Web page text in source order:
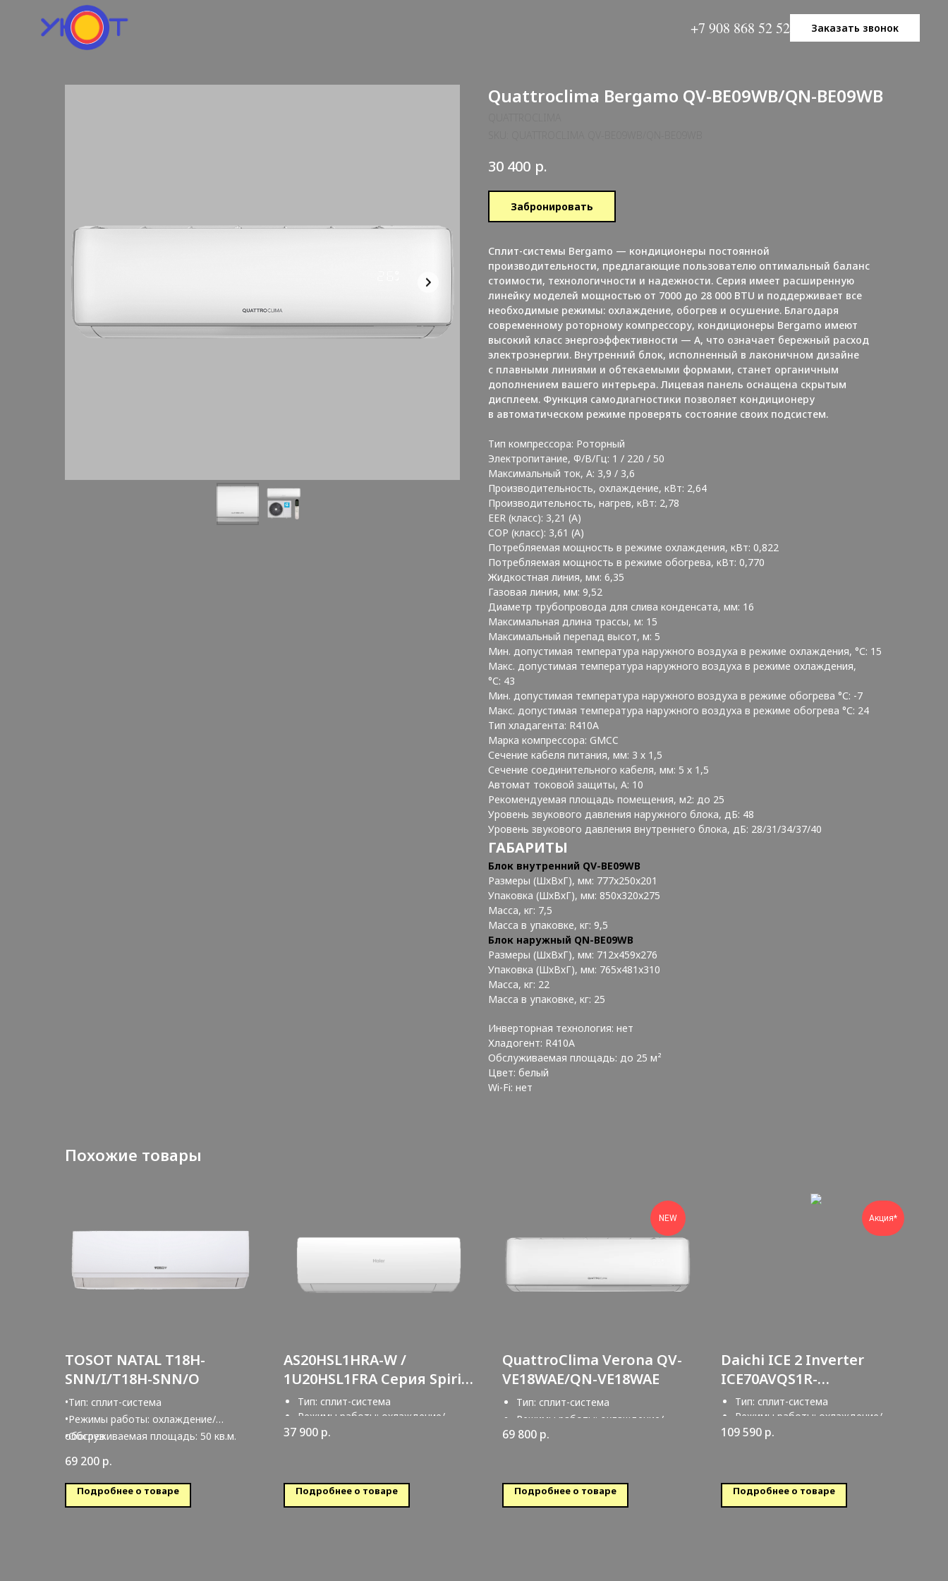
+7 908 868 52 52 Заказать звонок
Quattroclima Bergamo QV-BE09WB/QN-BE09WB
30 400 р.
Забронировать
Сплит-системы Bergamo — кондиционеры постоянной
производительности, предлагающие пользователю оптимальный баланс
стоимости, технологичности и надежности. Серия имеет расширенную
линейку моделей мощностью от 7000 до 28 000 BTU и поддерживает все
необходимые режимы: охлаждение, обогрев и осушение. Благодаря
современному роторному компрессору, кондиционеры Bergamo имеют
высокий класс энергоэффективности — A, что означает бережный расход
электроэнергии. Внутренний блок, исполненный в лаконичном дизайне
с плавными линиями и обтекаемыми формами, станет органичным
дополнением вашего интерьера. Лицевая панель оснащена скрытым
дисплеем. Функция самодиагностики позволяет кондиционеру
в автоматическом режиме проверять состояние своих подсистем.
Тип компрессора: Роторный
Электропитание, Ф/В/Гц: 1 / 220 / 50
Максимальный ток, А: 3,9 / 3,6
Производительность, охлаждение, кВт: 2,64
Производительность, нагрев, кВт: 2,78
EER (класс): 3,21 (A)
COP (класс): 3,61 (A)
Потребляемая мощность в режиме охлаждения, кВт: 0,822
Потребляемая мощность в режиме обогрева, кВт: 0,770
Жидкостная линия, мм: 6,35
Газовая линия, мм: 9,52
Диаметр трубопровода для слива конденсата, мм: 16
Максимальная длина трассы, м: 15
Максимальный перепад высот, м: 5
Мин. допустимая температура наружного воздуха в режиме охлаждения, °С: 15
Макс. допустимая температура наружного воздуха в режиме охлаждения,
°С: 43
Мин. допустимая температура наружного воздуха в режиме обогрева °С: -7
Макс. допустимая температура наружного воздуха в режиме обогрева °С: 24
Тип хладагента: R410A
Марка компрессора: GMCC
Сечение кабеля питания, мм: 3 х 1,5
Сечение соединительного кабеля, мм: 5 х 1,5
Автомат токовой защиты, A: 10
Рекомендуемая площадь помещения, м2: до 25
Уровень звукового давления наружного блока, дБ: 48
Уровень звукового давления внутреннего блока, дБ: 28/31/34/37/40
ГАБАРИТЫ
Блок внутренний QV-BE09WB
Размеры (ШхВхГ), мм: 777x250x201
Упаковка (ШхВхГ), мм: 850x320x275
Масса, кг: 7,5
Масса в упаковке, кг: 9,5
Блок наружный QN-BE09WB
Размеры (ШхВхГ), мм: 712x459x276
Упаковка (ШхВхГ), мм: 765x481x310
Масса, кг: 22
Масса в упаковке, кг: 25
Инверторная технология: нет
Хладогент: R410А
Обслуживаемая площадь: до 25 м²
Цвет: белый
Wi-Fi: нет
Похожие товары
TOSOT NATAL T18H-
SNN/I/T18H-SNN/O
•Тип: сплит-система
•Режимы работы: охлаждение/
обогрев
•Обслуживаемая площадь: 50 кв.м.
69 200 р.
Подробнее о товаре
AS20HSL1HRA-W /
1U20HSL1FRA Серия Spirit
DCТип: сплит-система
Режимы работы: охлаждение/
обогрев
37 900 р.
Подробнее о товаре
NEW
QuattroClima Verona QV-
VE18WAE/QN-VE18WAE
Тип: сплит-система
Режимы работы: охлаждение/
обогрев
69 800 р.
Подробнее о товаре
Акция*
Daichi ICE 2 Inverter
ICE70AVQS1R-
2/ICE70FVS1R-2
Тип: сплит-система
Режимы работы: охлаждение/
обогрев
109 590 р.
Подробнее о товаре